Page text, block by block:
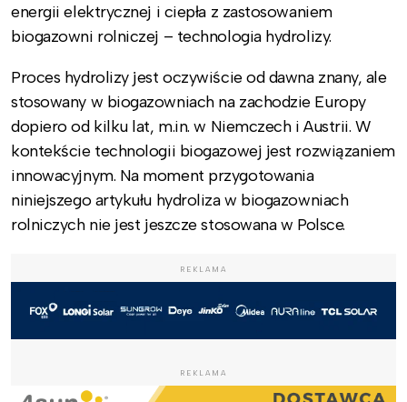
energii elektrycznej i ciepła z zastosowaniem
biogazowni rolniczej – technologia hydrolizy.
Proces hydrolizy jest oczywiście od dawna znany, ale
stosowany w biogazowniach na zachodzie Europy
dopiero od kilku lat, m.in. w Niemczech i Austrii. W
kontekście technologii biogazowej jest rozwiązaniem
innowacyjnym. Na moment przygotowania
niniejszego artykułu hydroliza w biogazowniach
rolniczych nie jest jeszcze stosowana w Polsce.
REKLAMA
REKLAMA